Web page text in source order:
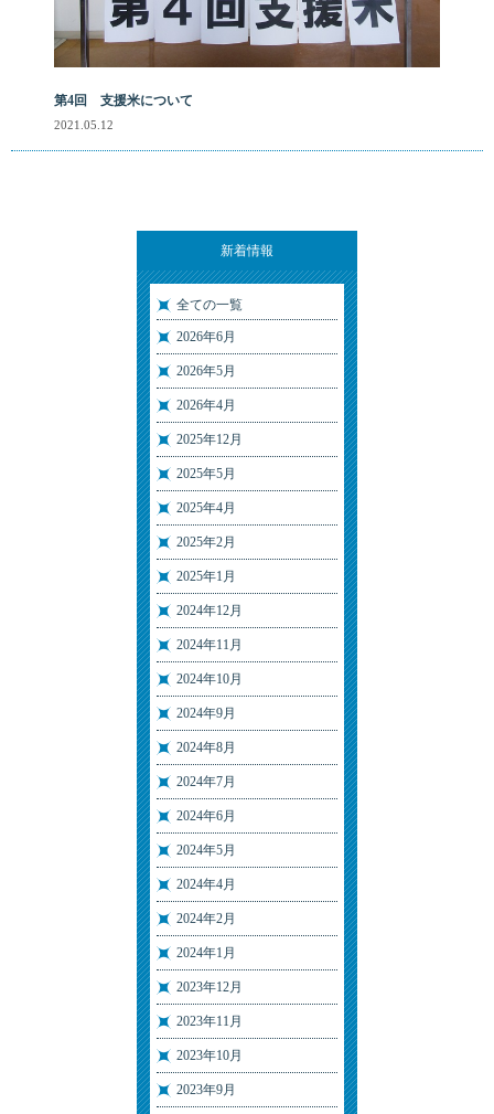
新着情報
全ての一覧
2026年6月
2026年5月
2026年4月
2025年12月
2025年5月
2025年4月
2025年2月
2025年1月
2024年12月
2024年11月
2024年10月
2024年9月
2024年8月
2024年7月
2024年6月
2024年5月
2024年4月
2024年2月
2024年1月
2023年12月
2023年11月
2023年10月
2023年9月
第4回 支援米について
2021.05.12